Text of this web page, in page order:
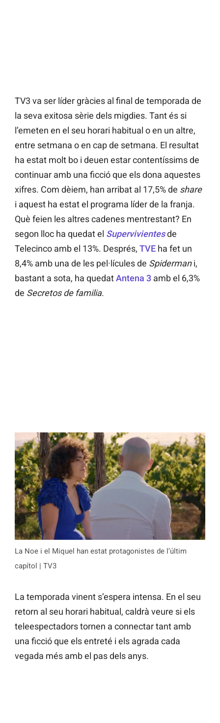
TV3 va ser líder gràcies al final de temporada de
la seva exitosa sèrie dels migdies. Tant és si
l’emeten en el seu horari habitual o en un altre,
entre setmana o en cap de setmana. El resultat
ha estat molt bo i deuen estar contentíssims de
continuar amb una ficció que els dona aquestes
xifres. Com dèiem, han arribat al 17,5% de share
i aquest ha estat el programa líder de la franja.
Què feien les altres cadenes mentrestant? En
segon lloc ha quedat el Supervivientesde
Telecinco amb el 13%. Després, TVE ha fet un
8,4% amb una de les pel·lícules de Spidermani,
bastant a sota, ha quedatAntena 3 amb el 6,3%
de Secretos de familia.
La Noe i el Miquel han estat protagonistes de l’últim
capítol | TV3
La temporada vinent s’espera intensa. En el seu
retorn al seu horari habitual, caldrà veure si els
teleespectadors tornen a connectar tant amb
una ficció que els entreté i els agrada cada
vegada més amb el pas dels anys.